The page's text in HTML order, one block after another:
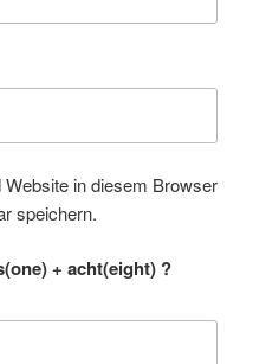
in diesem Browser
speichern.
+ acht(eight) ?